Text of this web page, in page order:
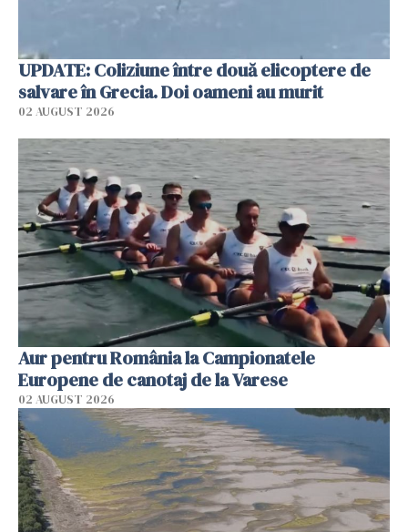
UPDATE: Coliziune între două elicoptere de
salvare în Grecia. Doi oameni au murit
02 AUGUST 2026
Aur pentru România la Campionatele
Europene de canotaj de la Varese
02 AUGUST 2026